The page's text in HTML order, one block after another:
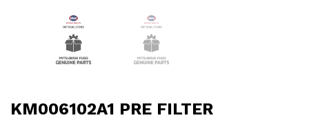
KM006102A1 PRE FILTER